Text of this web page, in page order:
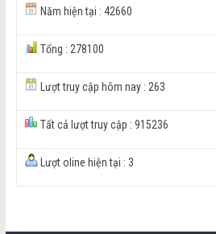
Năm hiện tại : 42660
Tổng : 278100
Lượt truy cập hôm nay : 263
Tất cả lượt truy cập : 915236
Lượt oline hiện tại : 3